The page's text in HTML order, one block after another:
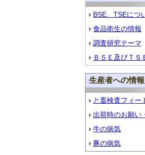
BSE、TSEにつ
食品衛生の情報
調査研究テーマ
ＢＳＥ及びＴＳ
生産者への情報
と畜検査フィー
出荷時のお願い
牛の病気
豚の病気